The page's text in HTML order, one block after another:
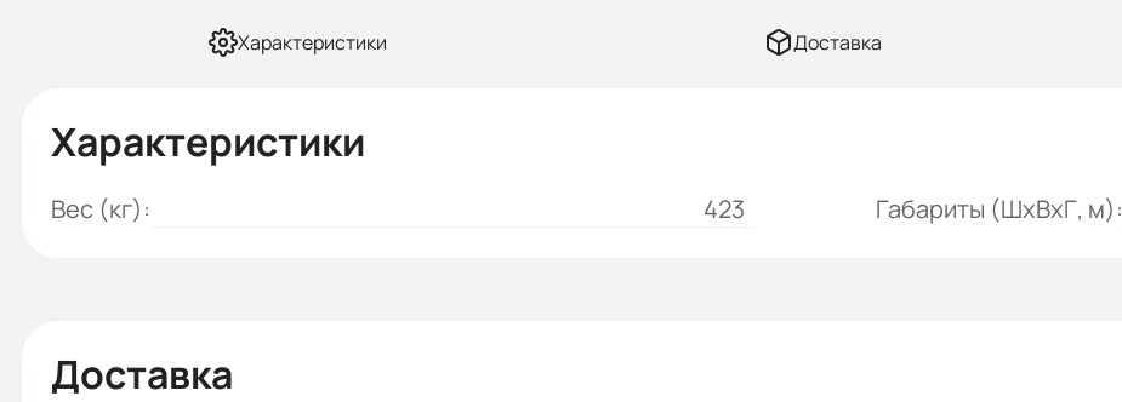
Характеристики Доставка
Характеристики
Вес (кг): 423 Габариты (ШхВхГ, м):
Доставка